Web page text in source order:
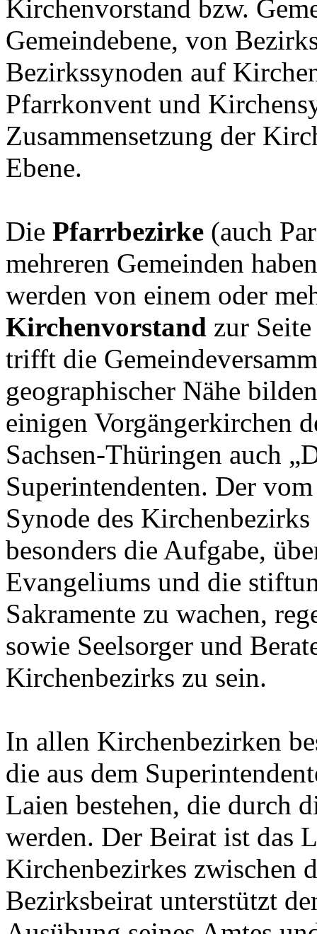
Kirchenvorstand bzw.
Gemeindebene, von
Bezirkssynoden auf
Pfarrkonvent und
Zusammensetzung der
Ebene.
Die Pfarrbezirke (auch
mehreren Gemeinden
werden von einem oder
Kirchenvorstand zur
trifft die
geographischer Nähe
einigen Vorgängerkirchen
Sachsen-Thüringen auch
Superintendenten. Der
Synode des
besonders die Aufgabe,
Evangeliums und die
Sakramente zu wachen,
sowie Seelsorger und
Kirchenbezirks zu sein.
In allen Kirchenbezirken
die aus dem
Laien bestehen, die durch
werden. Der Beirat ist das
Kirchenbezirkes zwischen
Bezirksbeirat unterstützt